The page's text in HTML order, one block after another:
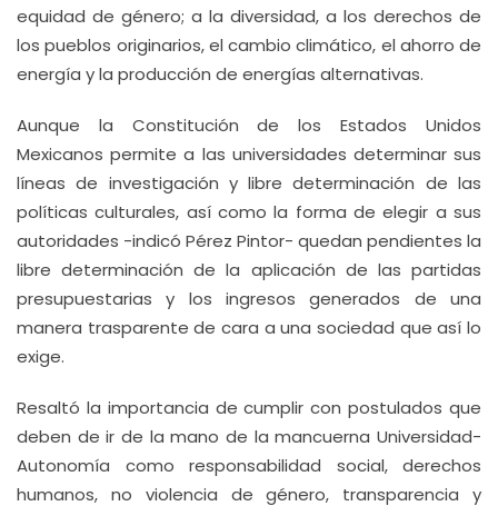
equidad de género; a la diversidad, a los derechos de
los pueblos originarios, el cambio climático, el ahorro de
energía y la producción de energías alternativas.
Aunque la Constitución de los Estados Unidos
Mexicanos permite a las universidades determinar sus
líneas de investigación y libre determinación de las
políticas culturales, así como la forma de elegir a sus
autoridades -indicó Pérez Pintor- quedan pendientes la
libre determinación de la aplicación de las partidas
presupuestarias y los ingresos generados de una
manera trasparente de cara a una sociedad que así lo
exige.
Resaltó la importancia de cumplir con postulados que
deben de ir de la mano de la mancuerna Universidad-
Autonomía como responsabilidad social, derechos
humanos, no violencia de género, transparencia y